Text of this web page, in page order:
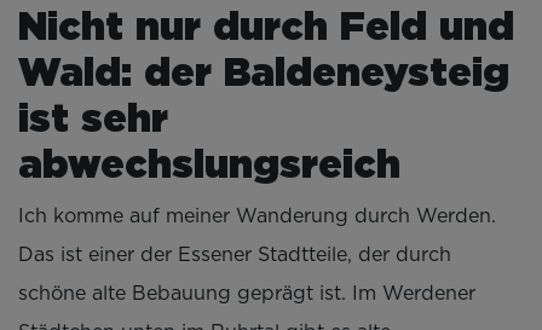
Nicht nur durch Feld und
Wald: der Baldeneysteig
ist sehr
abwechslungsreich
Ich komme auf meiner Wanderung durch Werden.
Das ist einer der Essener Stadtteile, der durch
schöne alte Bebauung geprägt ist. Im Werdener